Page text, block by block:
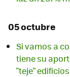
05 octubre
Si vamos a
tiene su
"teje" edificios